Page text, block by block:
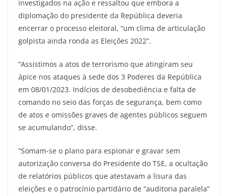
investigados na ação e ressaltou que embora a
diplomação do presidente da República deveria
encerrar o processo eleitoral, “um clima de articulação
golpista ainda ronda as Eleições 2022”.
“Assistimos a atos de terrorismo que atingiram seu
ápice nos ataques à sede dos 3 Poderes da República
em 08/01/2023. Indícios de desobediência e falta de
comando no seio das forças de segurança, bem como
de atos e omissões graves de agentes públicos seguem
se acumulando”, disse.
“Somam-se o plano para espionar e gravar sem
autorização conversa do Presidente do TSE, a ocultação
de relatórios públicos que atestavam a lisura das
eleições e o patrocínio partidário de “auditoria paralela”